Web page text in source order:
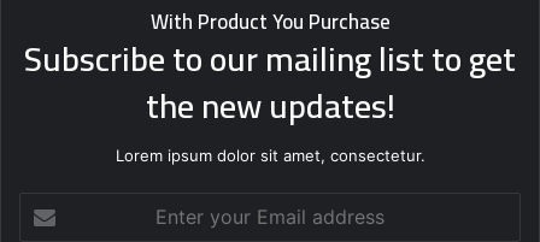
With Product You Purchase
Subscribe to our mailing list to get
the new updates!
Lorem ipsum dolor sit amet, consectetur.
your